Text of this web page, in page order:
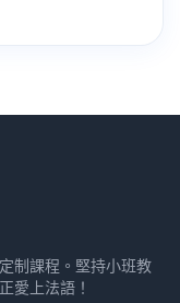
制課程。堅持小班教
愛上法語！